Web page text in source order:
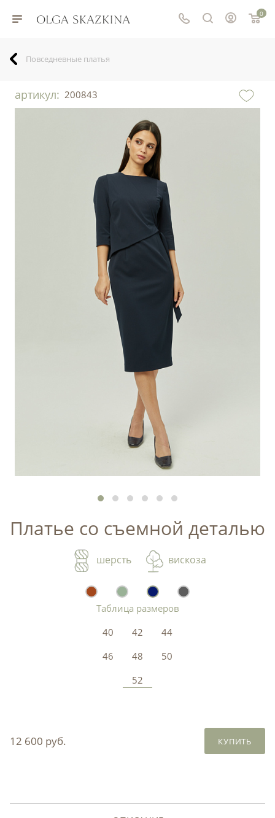
0
Повседневные платья
артикул: 200843
Платье со съемной деталью
шерсть вискоза
Таблица размеров
40
42
44
46
48
50
52
12 600 руб. КУПИТЬ